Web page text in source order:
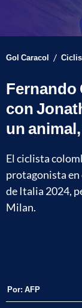
Gol Caracol /
Fernando
con
un
El ciclista
protagonista en
de Italia 2024,
Milan.
Por: AFP